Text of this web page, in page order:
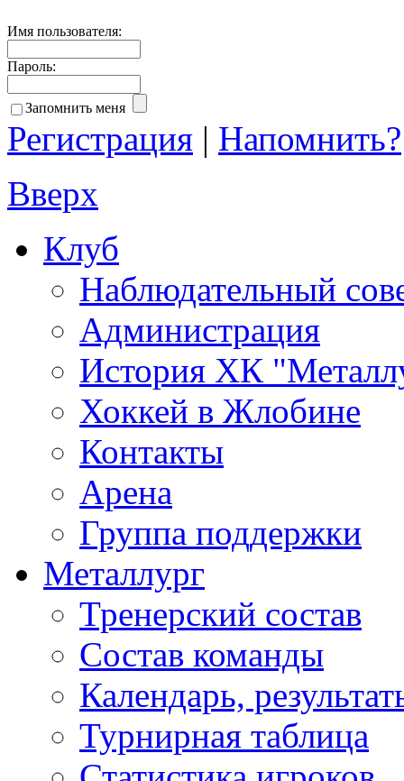
Имя пользователя:
Пароль:
Запомнить меня
Регистрация | Напомнить?
Вверх
Клуб
Наблюдательный
Администрация
История ХК
Хоккей в Жлобине
Контакты
Арена
Группа поддержки
Металлург
Тренерский состав
Состав команды
Календарь,
Турнирная таблица